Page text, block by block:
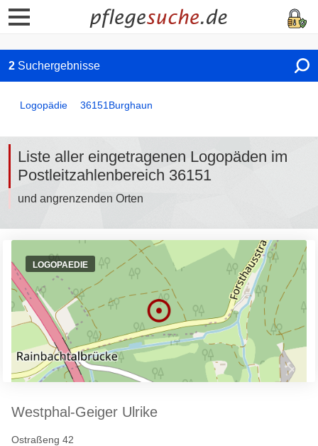
2 Suchergebnisse
Logopädie 36151 Burghaun
Liste aller eingetragenen Logopäden im
Postleitzahlenbereich 36151
und angrenzenden Orten
LOGOPAEDIE
Westphal-Geiger Ulrike
Ostraßeng 42